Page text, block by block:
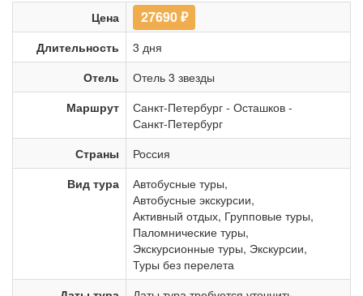
Цена 27690₽
Длительность
3 дня
Отель
Отель 3 звезды
Маршрут
Санкт-Петербург - Осташков -
Санкт-Петербург
Страны
Россия
Вид тура
Автобусные туры,
Автобусные экскурсии,
Активный отдых, Групповые туры,
Паломнические туры,
Экскурсионные туры, Экскурсии,
Туры без перелета